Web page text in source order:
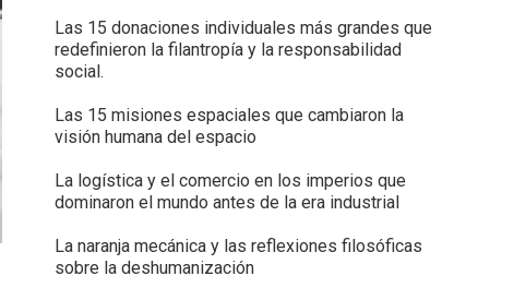
Las 15 donaciones individuales más grandes que
redefinieron la filantropía y la responsabilidad
social.
Las 15 misiones espaciales que cambiaron la
visión humana del espacio
La logística y el comercio en los imperios que
dominaron el mundo antes de la era industrial
La naranja mecánica y las reflexiones filosóficas
sobre la deshumanización